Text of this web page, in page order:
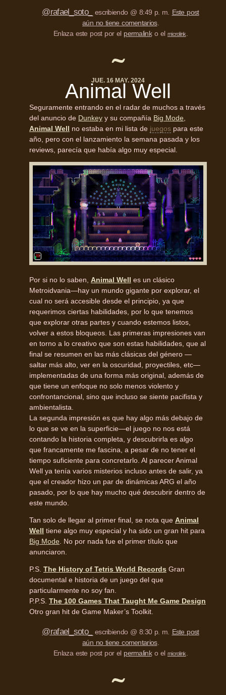
@rafael_soto_ escribiendo @ 8:49 p. m. Este post
aún no tiene comentarios.
Enlaza este post por el permalinko el microlink
JUE. 16 MAY. 2024
Animal Well
Seguramente entrando en el radar de muchos a través
del anuncio de Dunkey y su compañía Big Mode
Animal Well no estaba en mi lista de juegos para este
año, pero con el lanzamiento la semana pasada y los
reviews, parecía que había algo muy especial.
Por si no lo saben, Animal Well es un clásico
Metroidvania—hay un mundo gigante por explorar, el
cual no será accesible desde el principio, ya que
requerimos ciertas habilidades, por lo que tenemos
que explorar otras partes y cuando estemos listos,
volver a estos bloqueos. Las primeras impresiones van
en torno a lo creativo que son estas habilidades, que al
final se resumen en las más clásicas del género —
saltar más alto, ver en la oscuridad, proyectiles, etc—
implementadas de una forma más original, además de
que tiene un enfoque no solo menos violento y
confrontancional, sino que incluso se siente pacifista y
ambientalista.
La segunda impresión es que hay algo más debajo de
lo que se ve en la superficie—el juego no nos está
contando la historia completa, y descubrirla es algo
que francamente me fascina, a pesar de no tener el
tiempo suficiente para concretarlo. Al parecer Animal
Well ya tenía varios misterios incluso antes de salir, ya
que el creador hizo un par de dinámicas ARG el año
pasado, por lo que hay mucho qué descubrir dentro de
este mundo.
Tan solo de llegar al primer final, se nota que Animal
Well tiene algo muy especial y ha sido un gran hit para
Big Mode . No por nada fue el primer título que
anunciaron.
P.S. The History of Tetris World Records Gran
documental e historia de un juego del que
particularmente no soy fan.
P.P.S. The 100 Games That Taught Me Game Design
Otro gran hit de Game Maker’s Toolkit.
@rafael_soto_ escribiendo @ 8:30 p. m. Este post
aún no tiene comentarios.
Enlaza este post por el permalinko el microlink